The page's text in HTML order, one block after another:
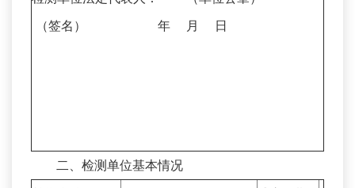
（签名） 年 月 日
二、检测单位基本情况